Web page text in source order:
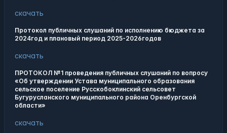
скачать
Протокол публичных слушаний по исполнению бюджета за
2024год и плановый период 2025-2026годов
скачать
ПРОТОКОЛ №1 проведения публичных слушаний по вопросу
«Об утверждении Устава муниципального образования
сельское поселение Русскобоклинский сельсовет
Бугурусланского муниципального района Оренбургской
области»
скачать